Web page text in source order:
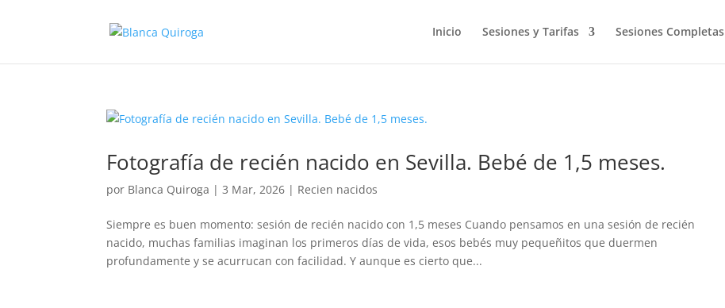
Inicio Sesiones y Tarifas Sesiones Completas
Fotografía de recién nacido en Sevilla. Bebé de 1,5 meses.
por Blanca Quiroga |3 Mar, 2026 | Recien nacidos
Siempre es buen momento: sesión de recién nacido con 1,5 meses Cuando pensamos en una sesión de recién
nacido, muchas familias imaginan los primeros días de vida, esos bebés muy pequeñitos que duermen
profundamente y se acurrucan con facilidad. Y aunque es cierto que...